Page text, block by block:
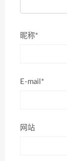
昵称*
E-mail*
网站